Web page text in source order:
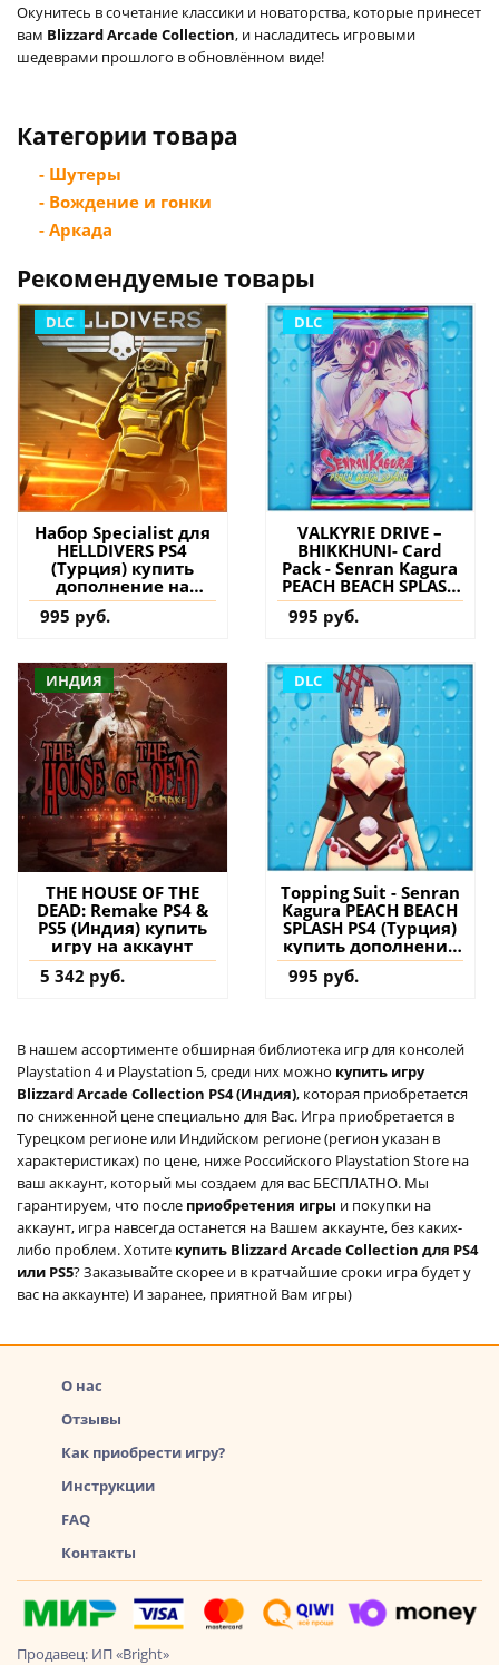
Окунитесь в сочетание классики и новаторства, которые принесет
вам Blizzard Arcade Collection, и насладитесь игровыми
шедеврами прошлого в обновлённом виде!
Категории товара
- Шутеры
- Вождение и гонки
- Аркада
Рекомендуемые товары
DLC
Набор Specialist для
HELLDIVERS PS4
(Турция) купить
дополнение на
аккаунт
995 руб.
DLC
VALKYRIE DRIVE –
BHIKKHUNI- Card
Pack - Senran Kagura
PEACH BEACH SPLASH
PS4 (Турция) купить
дополнение на
995 руб.
ИНДИЯ
THE HOUSE OF THE
DEAD: Remake PS4 &
PS5 (Индия) купить
игру на аккаунт
5 342 руб.
DLC
Topping Suit - Senran
Kagura PEACH BEACH
SPLASH PS4 (Турция)
купить дополнение
на аккаунт
995 руб.
В нашем ассортименте обширная библиотека игр для консолей
Playstation 4 и Playstation 5, среди них можно купить игру
Blizzard Arcade Collection PS4 (Индия), которая приобретается
по сниженной цене специально для Вас. Игра приобретается в
Турецком регионе или Индийском регионе (регион указан в
характеристиках) по цене, ниже Российского Playstation Store на
ваш аккаунт, который мы создаем для вас БЕСПЛАТНО. Мы
гарантируем, что после приобретения игры и покупки на
аккаунт, игра навсегда останется на Вашем аккаунте, без каких-
либо проблем. Хотите купить Blizzard Arcade Collection для PS4
или PS5? Заказывайте скорее и в кратчайшие сроки игра будет у
вас на аккаунте) И заранее, приятной Вам игры)
О нас
Отзывы
Как приобрести игру?
Инструкции
FAQ
Контакты
Продавец: ИП «Bright»